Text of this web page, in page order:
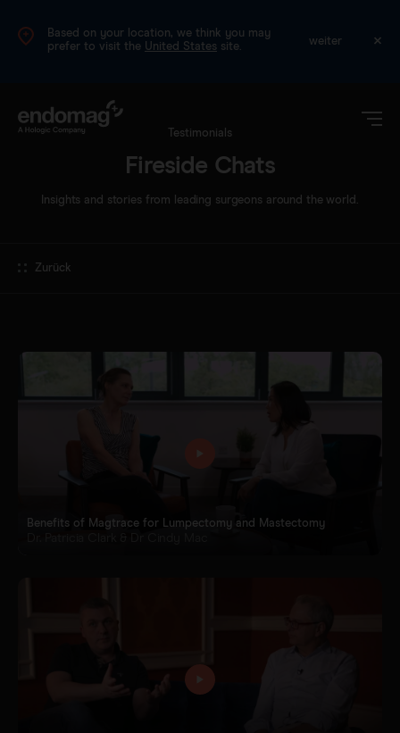
Based on your location, we think you may
prefer to visit the United States site. weiter
DE
Magtrace®
Sentimag® Gen 2
Klinische Daten
Stellenmarkt
Testimonials
Fireside Chats
Insights and stories from leading surgeons around the world.
Zurück
Benefits of Magtrace for Lumpectomy and Mastectomy